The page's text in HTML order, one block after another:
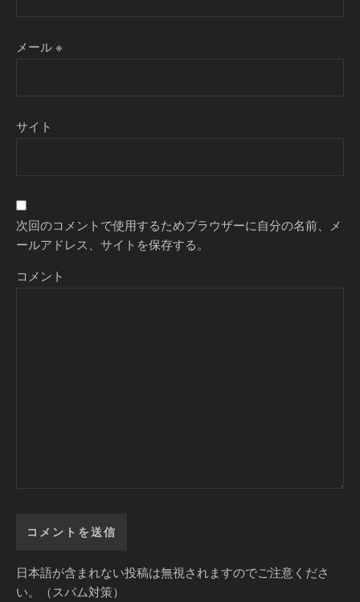
メール※
サイト
次回のコメントで使用するためブラウザーに自分の名前、メ
ールアドレス、サイトを保存する。
コメント
日本語が含まれない投稿は無視されますのでご注意くださ
い。（スパム対策）